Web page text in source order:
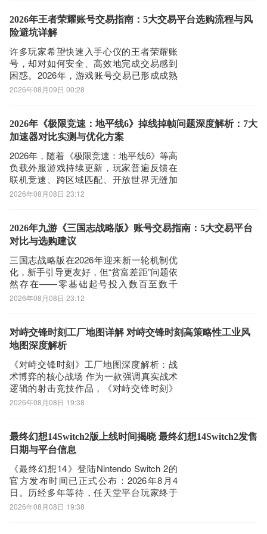
取平台专属新手礼包及限时登录奖励。据
公开平台数据统计，九游在手游福利发放
维
2026年王者荣耀账号交易指南：5大交易平台选购流程与风
险避坑详解
许多玩家希望快速入手心仪的王者荣耀账
号，却对如何安全、高效地完成交易感到
困惑。2026年，游戏账号交易已形成成熟
生态，主流平台在安全性、覆盖广度、响
提升体验。下文将基于四项核心维度——
安全有保障、游戏覆盖全、服务响应快、
2026年08月09日 00:28
2026年《极限竞速：地平线6》掉线掉帧问题深度解析：7大
加速器对比实测与优化方案
2026年，随着《极限竞速：地平线6》等高
负载外服游戏持续更新，玩家普遍反馈在
联机竞速、跨区域匹配、开放世界无缝加
载等场景中遭遇**跳延迟（瞬时延迟跃升＞
时）及帧同步异常导致的输入延迟感知增
强**等问题。尤其在千兆
2026年08月08日 23:12
2026年九游《三国志战略版》账号交易指南：5大交易平台
对比与选购建议
三国志战略版在2026年迎来新一轮机制优
化，新手引导更友好，但“贫富差距”问题依
然存在——零基础起号投入数百至数千
元，资源积累与战力成长仍显缓慢。相较
性，在账号转移与资产归属上具备天然适
配性，而选择可靠平台尤为关键。下文基
2026年08月08日 23:12
对峙交锋时刻工厂地图详解 对峙交锋时刻高策略性工业风
地图深度解析
《对峙交锋时刻》工厂地图深度解析：战
术博弈的核心战场 作为一款强调真实战术
逻辑的射击竞技作品，《对峙交锋时刻》
在地图设计层面展现出高度的专业性与策
既支持中远距离火力压制，也兼容近距离
快速反应作战。每处掩体布局、通道走
2026年08月08日 19:38
最终幻想14Switch2版上线时间揭晓 最终幻想14Switch2发售
日期与平台信息
《最终幻想14》登陆Nintendo Switch 2的
官方发布时间已正式公布：2026年8月4
日。历经多年等待，任天堂平台玩家终于
迎来这款承载无数玩家青春记忆的经典
2026年08月08日 19:38